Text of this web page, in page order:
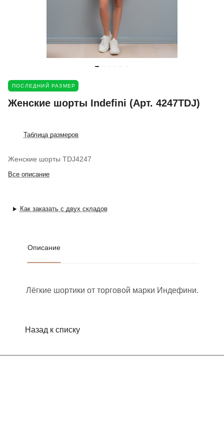
ПОСЛЕДНИЙ РАЗМЕР
Женские шорты Indefini (Арт. 4247TDJ)
Таблица размеров
Женские шорты TDJ4247
Все описание
Как заказать с двух складов
Описание
Лёгкие шортики от торговой марки Индефини.
Назад к списку